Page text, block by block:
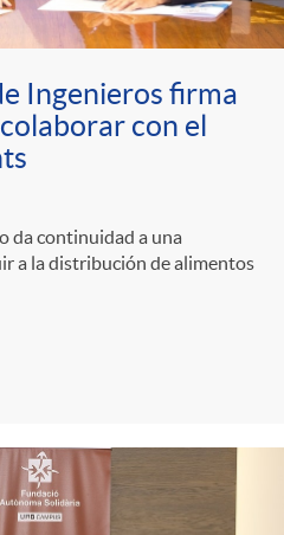
Ingenieros firma
con el
da continuidad a una
a la distribución de alimentos